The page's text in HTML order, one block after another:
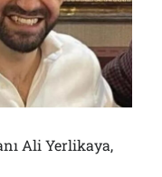
Ali Yerlikaya,